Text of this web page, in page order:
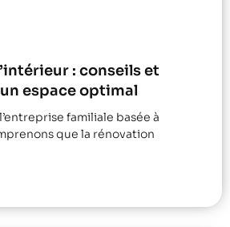
: conseils et
espace optimal
familiale basée à
que la rénovation